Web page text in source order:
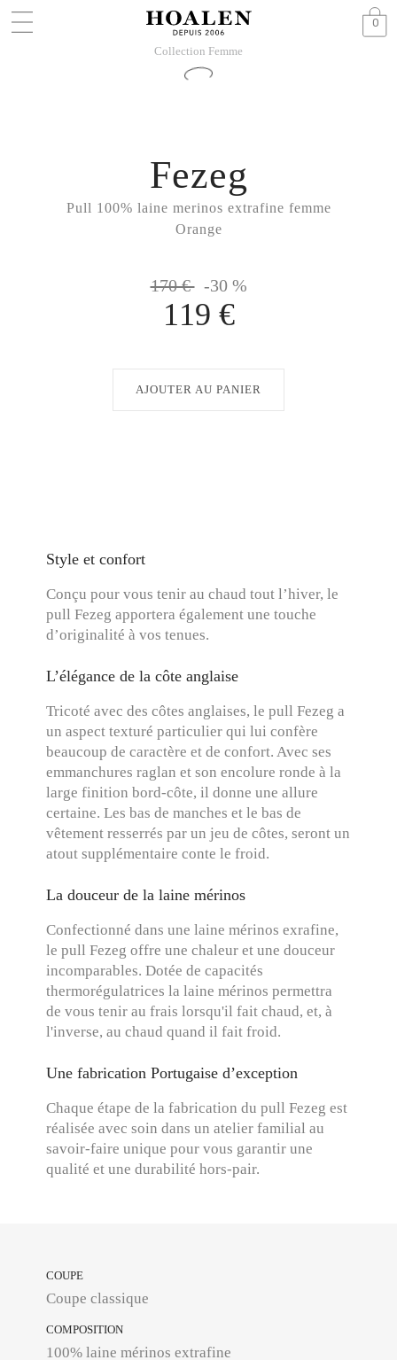
0
Collection Femme
Pull 100% laine merinos extrafine femme
Orange
Fezeg
170 € -30 %
119 €
AJOUTER AU PANIER
Style et confort
Conçu pour vous tenir au chaud tout l’hiver, le
pull Fezeg apportera également une touche
d’originalité à vos tenues.
L’élégance de la côte anglaise
Tricoté avec des côtes anglaises, le pull Fezeg a
un aspect texturé particulier qui lui confère
beaucoup de caractère et de confort. Avec ses
emmanchures raglan et son encolure ronde à la
large finition bord-côte, il donne une allure
certaine. Les bas de manches et le bas de
vêtement resserrés par un jeu de côtes, seront un
atout supplémentaire conte le froid.
La douceur de la laine mérinos
Confectionné dans une laine mérinos exrafine,
le pull Fezeg offre une chaleur et une douceur
incomparables. Dotée de capacités
thermorégulatrices la laine mérinos permettra
de vous tenir au frais lorsqu'il fait chaud, et, à
l'inverse, au chaud quand il fait froid.
Une fabrication Portugaise d’exception
Chaque étape de la fabrication du pull Fezeg est
réalisée avec soin dans un atelier familial au
savoir-faire unique pour vous garantir une
qualité et une durabilité hors-pair.
COUPE
Coupe classique
COMPOSITION
100% laine mérinos extrafine